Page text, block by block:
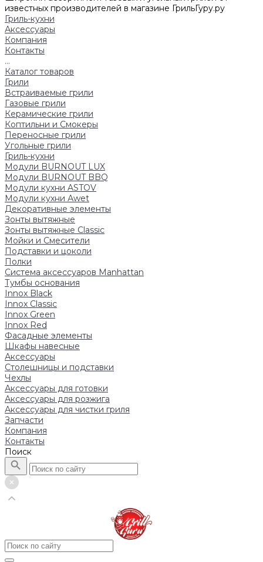
известных производителей в магазине ГрильГуру.ру
Гриль-кухни
Аксессуары
Компания
Контакты
...
Каталог товаров
Грили
Встраиваемые грили
Газовые грили
Керамические грили
Коптильни и Смокеры
Переносные грили
Угольные грили
Гриль-кухни
Модули BURNOUT LUX
Модули BURNOUT BBQ
Модули кухни ASTOV
Модули кухни Аwet
Декоративные элементы
Зонты вытяжные
Зонты вытяжные Classic
Мойки и Смесители
Подставки и цоколи
Полки
Система аксессуаров Manhattan
Тумбы основания
Innox Black
Innox Classic
Innox Green
Innox Red
Фасадные элементы
Шкафы навесные
Аксессуары
Столешницы и подставки
Чехлы
Аксессуары для готовки
Аксессуары для розжига
Аксессуары для чистки гриля
Запчасти
Компания
Контакты
Поиск